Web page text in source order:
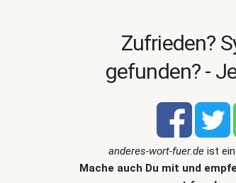
Zufrieden?
gefunden? -
anderes-wort-fuer.deist
Mache auch Du mit und